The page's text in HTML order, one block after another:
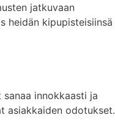
jatkuvaan
heidän kipupisteisiinsä
innokkaasti ja
asiakkaiden odotukset.